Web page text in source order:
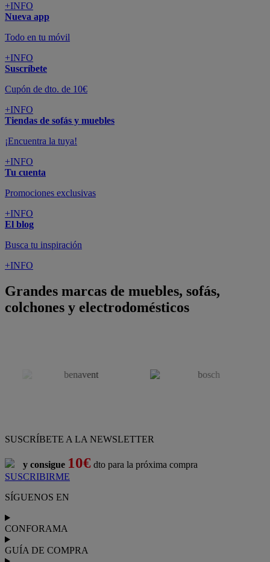
+INFO
Nueva app
Todo en tu móvil
+INFO
Suscríbete
Cupón de dto. de 10€
+INFO
Tiendas de sofás y muebles
¡Encuentra la tuya!
+INFO
Tu cuenta
Promociones exclusivas
+INFO
El blog
Busca tu inspiración
+INFO
Grandes marcas de muebles, sofás,
colchones y electrodomésticos
SUSCRÍBETE A LA NEWSLETTER
y consigue 10€ dto para la próxima compra
SUSCRIBIRME
SÍGUENOS EN
CONFORAMA
GUÍA DE COMPRA